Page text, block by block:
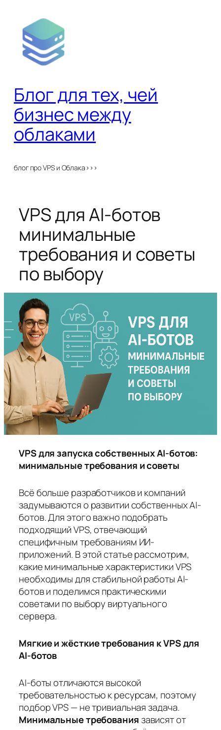
содержимому
Блог для тех, чей
бизнес между
облаками
блог про VPS и Облака>>>
VPS для AI-ботов
минимальные
требования и советы
по выбору
VPS для запуска собственных AI-ботов:
минимальные требования и советы
Всё больше разработчиков и компаний
задумываются о развитии собственных AI-
ботов. Для этого важно подобрать
подходящий VPS, отвечающий
специфичным требованиям ИИ-
приложений. В этой статье рассмотрим,
какие минимальные характеристики VPS
необходимы для стабильной работы AI-
ботов и поделимся практическими
советами по выбору виртуального
сервера.
Мягкие и жёсткие требования к VPS для
AI-ботов
AI-боты отличаются высокой
требовательностью к ресурсам, поэтому
подбор VPS — не тривиальная задача.
Минимальные требованиязависят от